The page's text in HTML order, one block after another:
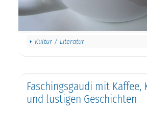
Kultur / Literatur
Faschingsgaudi mit Kaffee,
und lustigen Geschichten